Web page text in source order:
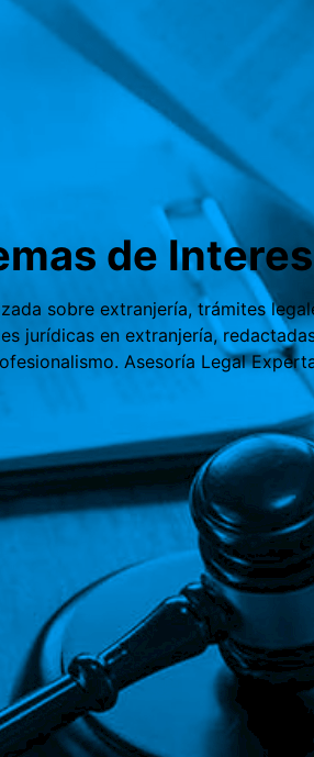
de Interes
sobre extranjería, trámites
jurídicas en extranjería,
Asesoría Legal